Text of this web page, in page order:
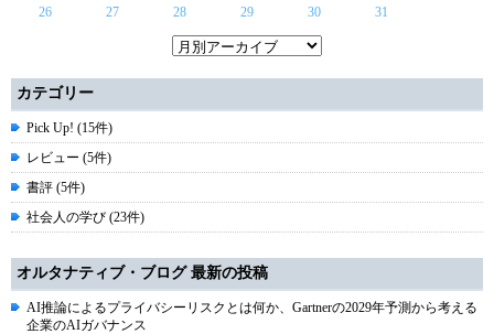
26
27 28 29 30 31
カテゴリー
Pick Up! (15件)
レビュー (5件)
書評 (5件)
社会人の学び (23件)
オルタナティブ・ブログ 最新の投稿
AI推論によるプライバシーリスクとは何か、Gartnerの2029年予測から考える
企業のAIガバナンス